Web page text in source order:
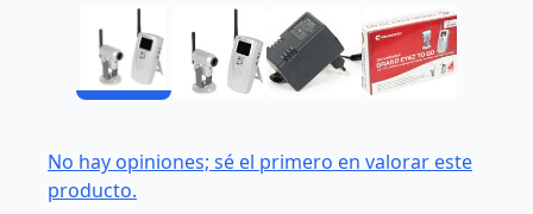
No hay opiniones; sé el primero en valorar este
producto.